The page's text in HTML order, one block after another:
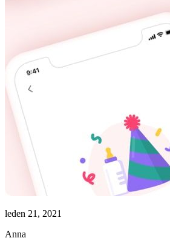
leden 21, 2021
Anna